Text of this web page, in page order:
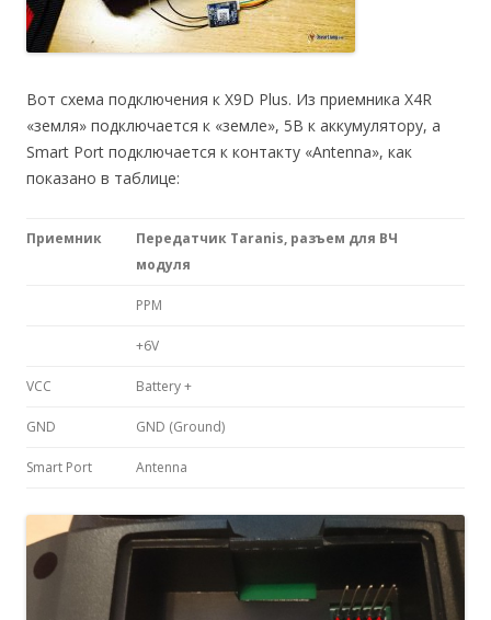
Вот схема подключения к X9D Plus. Из приемника X4R
«земля» подключается к «земле», 5В к аккумулятору, а
Smart Port подключается к контакту «Antenna», как
показано в таблице:
Приемник
Передатчик Taranis, разъем для ВЧ
модуля
PPM
+6V
VCC Battery +
GND GND (Ground)
Smart Port Antenna